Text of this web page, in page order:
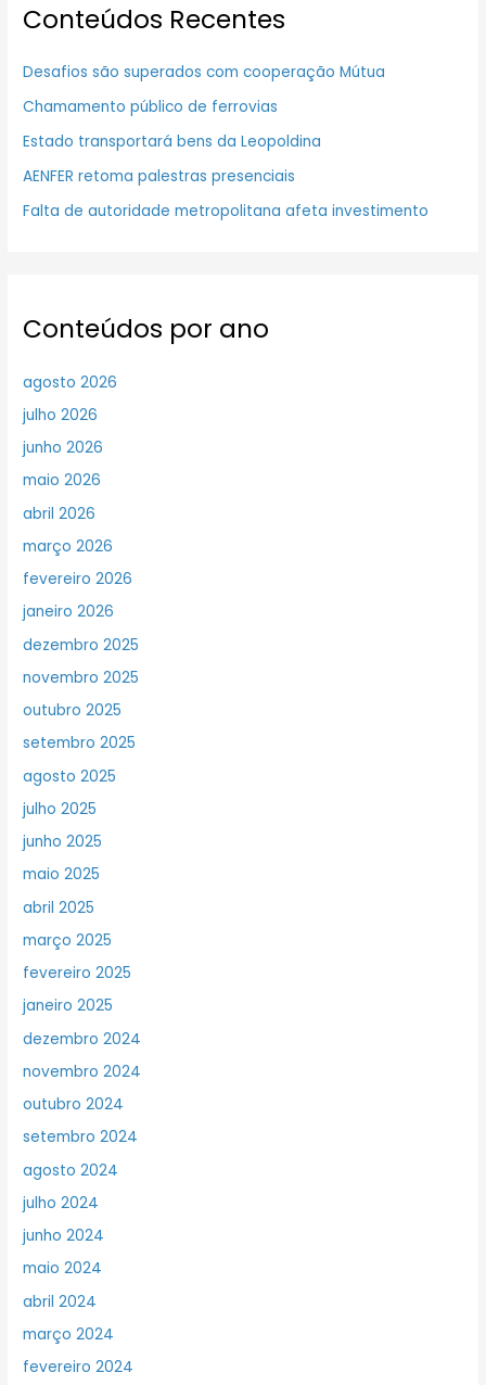
Conteúdos Recentes
Desafios são superados com cooperação Mútua
Chamamento público de ferrovias
Estado transportará bens da Leopoldina
AENFER retoma palestras presenciais
Falta de autoridade metropolitana afeta investimento
Conteúdos por ano
agosto 2026
julho 2026
junho 2026
maio 2026
abril 2026
março 2026
fevereiro 2026
janeiro 2026
dezembro 2025
novembro 2025
outubro 2025
setembro 2025
agosto 2025
julho 2025
junho 2025
maio 2025
abril 2025
março 2025
fevereiro 2025
janeiro 2025
dezembro 2024
novembro 2024
outubro 2024
setembro 2024
agosto 2024
julho 2024
junho 2024
maio 2024
abril 2024
março 2024
fevereiro 2024